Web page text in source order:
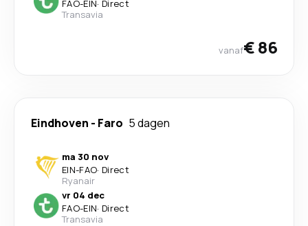
FAO-EIN· Direct
Transavia
vanaf€ 86
Eindhoven - Faro 5 dagen
ma 30 nov
EIN-FAO· Direct
Ryanair
vr 04 dec
FAO-EIN· Direct
Transavia